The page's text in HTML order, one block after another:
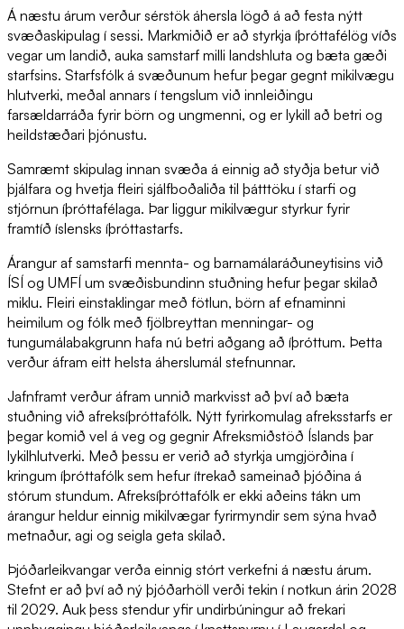
Á næstu árum verður sérstök áhersla lögð á að festa nýtt
svæðaskipulag í sessi. Markmiðið er að styrkja íþróttafélög víðs
vegar um landið, auka samstarf milli landshluta og bæta gæði
starfsins. Starfsfólk á svæðunum hefur þegar gegnt mikilvægu
hlutverki, meðal annars í tengslum við innleiðingu
farsældarráða fyrir börn og ungmenni, og er lykill að betri og
heildstæðari þjónustu.
Samræmt skipulag innan svæða á einnig að styðja betur við
þjálfara og hvetja fleiri sjálfboðaliða til þátttöku í starfi og
stjórnun íþróttafélaga. Þar liggur mikilvægur styrkur fyrir
framtíð íslensks íþróttastarfs.
Árangur af samstarfi mennta- og barnamálaráðuneytisins við
ÍSÍ og UMFÍ um svæðisbundinn stuðning hefur þegar skilað
miklu. Fleiri einstaklingar með fötlun, börn af efnaminni
heimilum og fólk með fjölbreyttan menningar- og
tungumálabakgrunn hafa nú betri aðgang að íþróttum. Þetta
verður áfram eitt helsta áherslumál stefnunnar.
Jafnframt verður áfram unnið markvisst að því að bæta
stuðning við afreksíþróttafólk. Nýtt fyrirkomulag afreksstarfs er
þegar komið vel á veg og gegnir Afreksmiðstöð Íslands þar
lykilhlutverki. Með þessu er verið að styrkja umgjörðina í
kringum íþróttafólk sem hefur ítrekað sameinað þjóðina á
stórum stundum. Afreksíþróttafólk er ekki aðeins tákn um
árangur heldur einnig mikilvægar fyrirmyndir sem sýna hvað
metnaður, agi og seigla geta skilað.
Þjóðarleikvangar verða einnig stórt verkefni á næstu árum.
Stefnt er að því að ný þjóðarhöll verði tekin í notkun árin 2028
til 2029. Auk þess stendur yfir undirbúningur að frekari